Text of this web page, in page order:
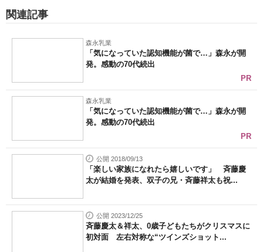
関連記事
森永乳業
「気になっていた認知機能が菌で…」森永が開
発。感動の70代続出
PR
森永乳業
「気になっていた認知機能が菌で…」森永が開
発。感動の70代続出
PR
公開 2018/09/13
「楽しい家族になれたら嬉しいです」 斉藤慶
太が結婚を発表、双子の兄・斉藤祥太も祝...
公開 2023/12/25
斉藤慶太＆祥太、0歳子どもたちがクリスマスに
初対面 左右対称な“ツインズショット...